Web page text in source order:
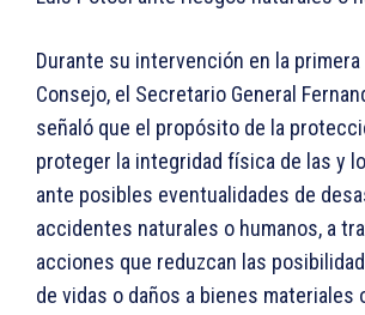
Durante su intervención en la primera
Consejo, el Secretario General
señaló que el propósito de la
proteger la integridad física de las y
ante posibles eventualidades de
accidentes naturales o humanos, a
acciones que reduzcan las
de vidas o daños a bienes materiales